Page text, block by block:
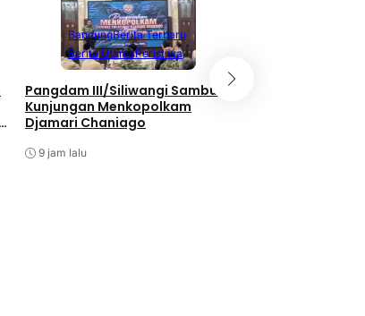
BandungBerita Terbaru
Berita UtamaPeristiwa
Pangdam III/Siliwangi Sambut
Kunjungan Menkopolkam
Djamari Chaniago
9 jam lalu